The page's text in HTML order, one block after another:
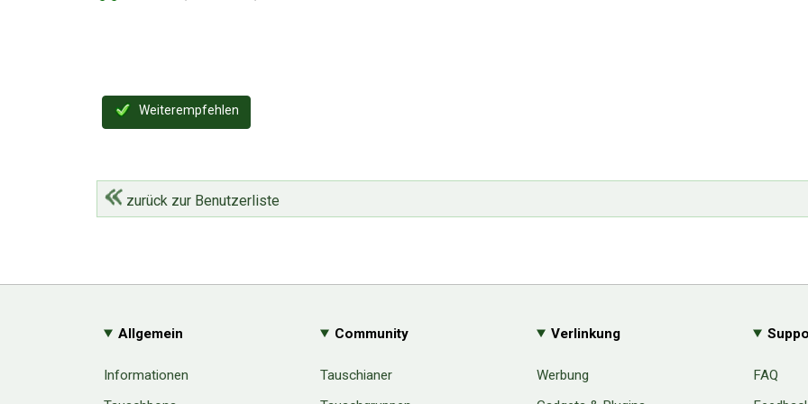
Weiterempfehlen
zurück zur Benutzerliste
Allgemein
Informationen
Community
Tauschianer
Verlinkung
Werbung
FAQ